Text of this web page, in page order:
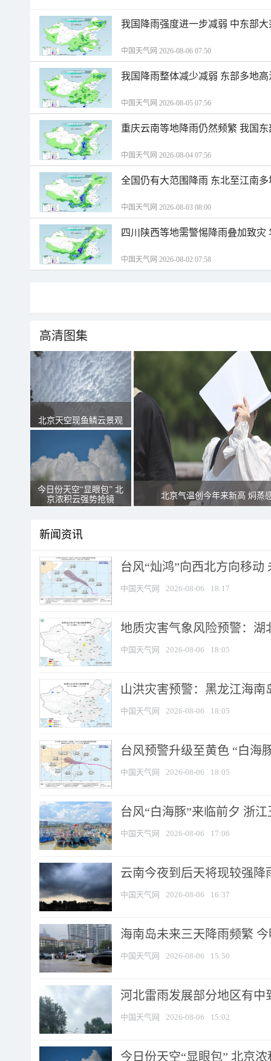
我国降雨强度进一步减弱 中东部
中国天气网 2026-08-06 07:50
我国降雨整体减少减弱 东部多地
中国天气网 2026-08-05 07:56
重庆云南等地降雨仍然频繁 我国
中国天气网 2026-08-04 07:56
全国仍有大范围降雨 东北至江南
中国天气网 2026-08-03 08:00
四川陕西等地需警惕降雨叠加致
中国天气网 2026-08-02 07:58
高清图集
北京天空现鱼鳞云景观
今日份天空“显眼包” 北
京浓积云强势抢镜
北京气温创今年来新高 焖蒸
新闻资讯
台风“灿鸿”向西北方向移动
中国天气网 2026-08-06 18:17
地质灾害气象风险预警：湖
中国天气网 2026-08-06 18:05
山洪灾害预警：黑龙江海
中国天气网 2026-08-06 18:05
台风预警升级至黄色 “白海
中国天气网 2026-08-06 18:05
台风“白海豚”来临前夕 浙
中国天气网 2026-08-06 17:06
云南今夜到后天将现较强降
中国天气网 2026-08-06 16:37
海南岛未来三天降雨频繁
中国天气网 2026-08-06 15:50
河北雷雨发展部分地区有中
中国天气网 2026-08-06 15:02
今日份天空“显眼包” 北京